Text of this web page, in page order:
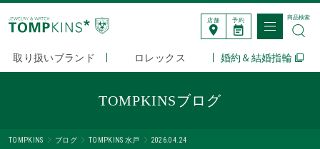
店舗 予約
取り扱いブランド ロレックス 婚約＆結婚指輪
商品検索
TOMPKINSブログ
TOMPKINS ブログ TOMPKINS 水戸 2026.04.24